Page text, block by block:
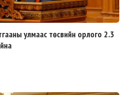
улмаас төсвийн орлого 2.3